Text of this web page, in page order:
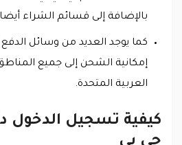
بالإضافة إلى قسائم الشراء
كما يوجد العديد من وسائل الدفع
إمكانية الشحن إلى جميع
العربية المتحدة.
كيفية تسجيل الدخول